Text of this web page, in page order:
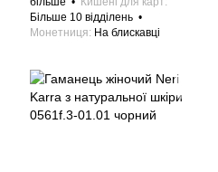
Більше 10 відділень
Монетниця
На блискавці